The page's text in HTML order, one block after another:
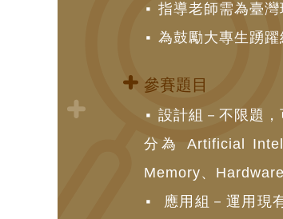
指導老師需為臺
為鼓勵大專生踴
參賽題目
設計組－不限題
分為 Artificial
Memory、
應用組－運用現